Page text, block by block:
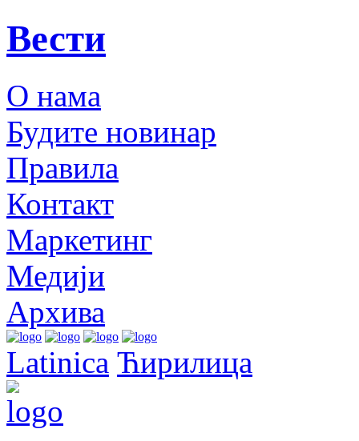
Вести
О нама
Будите новинар
Правила
Контакт
Маркетинг
Медији
Архива
Latinica Ћирилица